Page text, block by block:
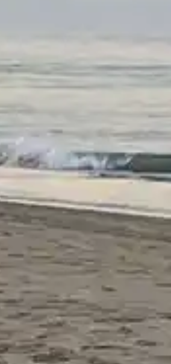
E RICEVI 3,50€ DI
SCONTO >
accumuli ulteriori
per ricevere uno
indicati nella pagina
sui social